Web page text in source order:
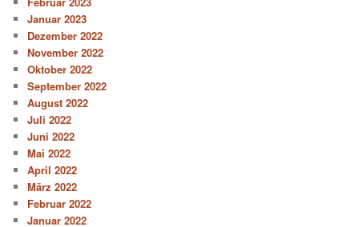
Januar 2023
Dezember 2022
November 2022
Oktober 2022
September 2022
August 2022
Juli 2022
Juni 2022
Mai 2022
April 2022
März 2022
Februar 2022
Januar 2022